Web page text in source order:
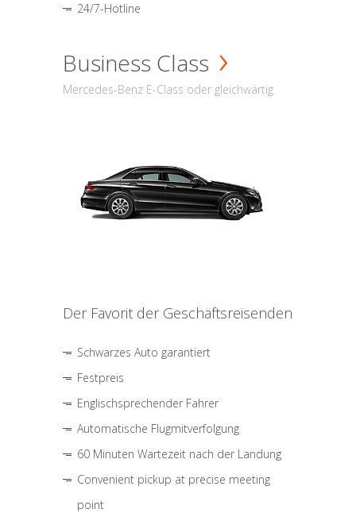
24/7-Hotline
Business Class
Mercedes-Benz E-Class oder gleichwärtig
Der Favorit der Geschäftsreisenden
Schwarzes Auto garantiert
Festpreis
Englischsprechender Fahrer
Automatische Flugmitverfolgung
60 Minuten Wartezeit nach der Landung
Convenient pickup at precise meeting
point